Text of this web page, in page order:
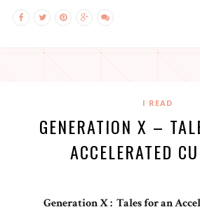
I READ
GENERATION X –
ACCELERATED
Generation X : Tales for an